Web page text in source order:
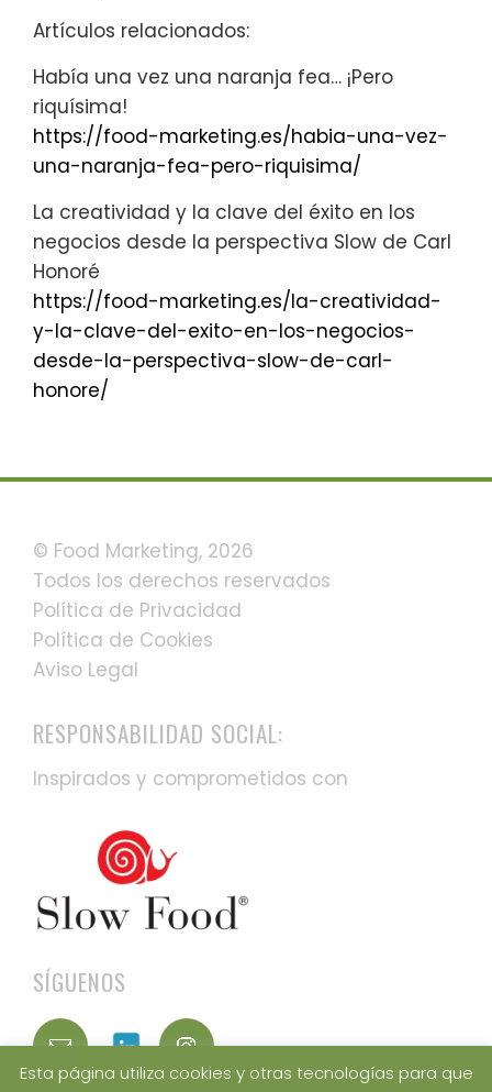
Artículos relacionados:
Había una vez una naranja fea… ¡Pero
riquísima!
https://food-marketing.es/habia-una-vez-
una-naranja-fea-pero-riquisima/
La creatividad y la clave del éxito en los
negocios desde la perspectiva Slow de Carl
Honoré
https://food-marketing.es/la-creatividad-
y-la-clave-del-exito-en-los-negocios-
desde-la-perspectiva-slow-de-carl-
honore/
© Food Marketing, 2026
Todos los derechos reservados
Política de Privacidad
Política de Cookies
Aviso Legal
RESPONSABILIDAD SOCIAL:
Inspirados y comprometidos con
SÍGUENOS
Esta página utiliza cookies y otras tecnologías para que